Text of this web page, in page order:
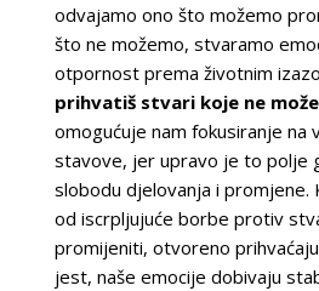
odvajamo ono što možemo
što ne možemo, stvaramo
otpornost prema životnim
prihvatiš stvari koje ne
omogućuje nam fokusiranje na
stavove, jer upravo je to polje
slobodu djelovanja i promjene.
od iscrpljujuće borbe protiv
promijeniti, otvoreno
jest, naše emocije dobivaju